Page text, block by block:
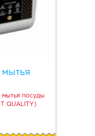
мытья
мытья посуды
QUALITY)